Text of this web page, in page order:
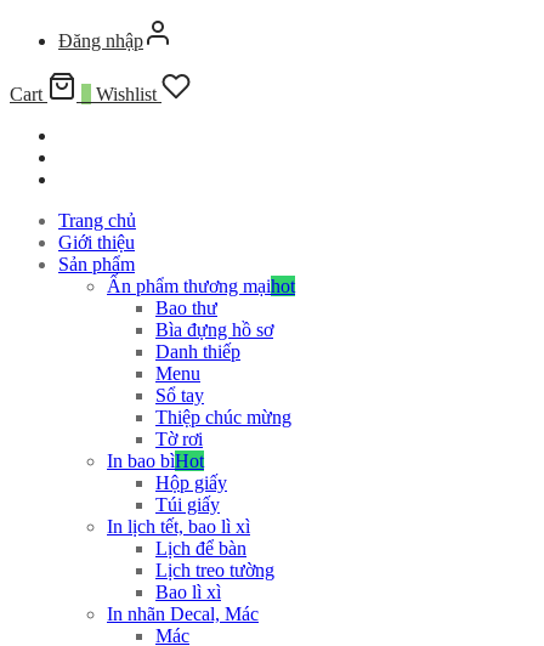
Đăng nhập
Cart Wishlist
Trang chủ
Giới thiệu
Sản phẩm
Ấn phẩm thương mạihot
Bao thư
Bìa đựng hồ sơ
Danh thiếp
Menu
Sổ tay
Thiệp chúc mừng
Tờ rơi
In bao bìHot
Hộp giấy
Túi giấy
In lịch tết, bao lì xì
Lịch để bàn
Lịch treo tường
Bao lì xì
In nhãn Decal, Mác
Mác